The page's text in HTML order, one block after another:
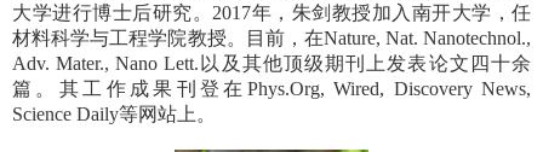
大学进行博士后研究。 2017年，朱剑教授加入南开大学，任
材料科学与工程学院教授。目前，在Nature, Nat. Nanotechnol.,
Adv. Mater., Nano Lett. 以及其他顶级期刊上发表论文四十余
篇。其工作成果刊登在 Phys.Org, Wired, Discovery News,
Science Daily等网站上。